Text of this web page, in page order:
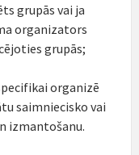
grupās vai ja
organizators
grupās;
organizē
saimniecisko vai
izmantošanu.